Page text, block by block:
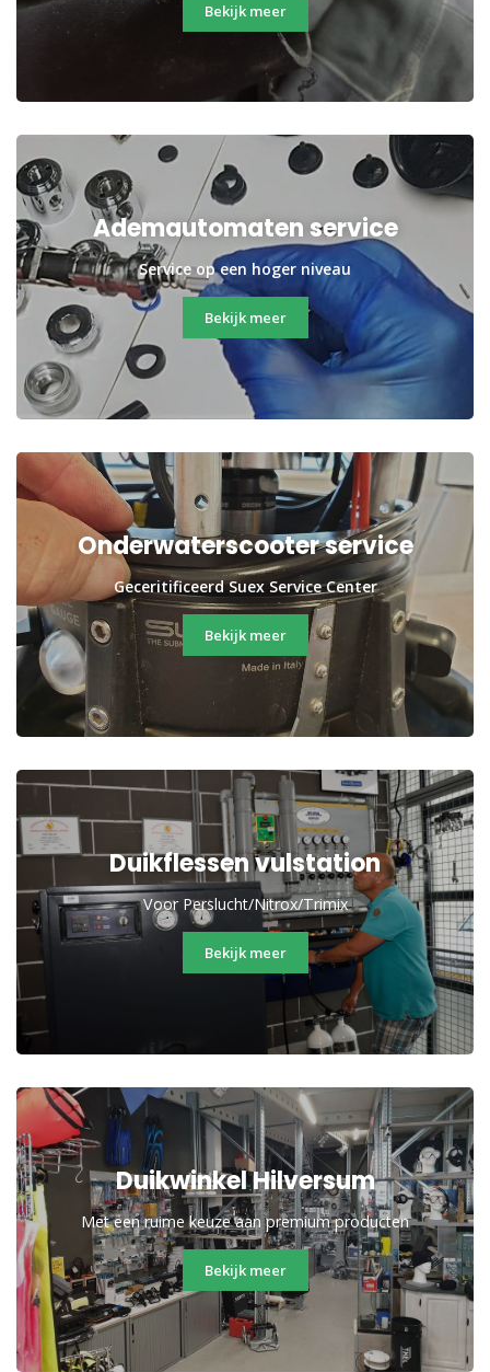
Bekijk meer
Ademautomaten service
Service op een hoger niveau
Bekijk meer
Onderwaterscooter service
Geceritificeerd Suex Service Center
Bekijk meer
Duikflessen vulstation
Voor Perslucht/Nitrox/Trimix
Bekijk meer
Duikwinkel Hilversum
Met een ruime keuze aan premium producten
Bekijk meer